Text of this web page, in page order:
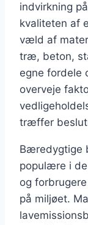
indvirkning
kvaliteten af
væld af
træ, beton,
egne fordele
overveje
træffer
Bæredygtige
populære i
og
på miljøet.